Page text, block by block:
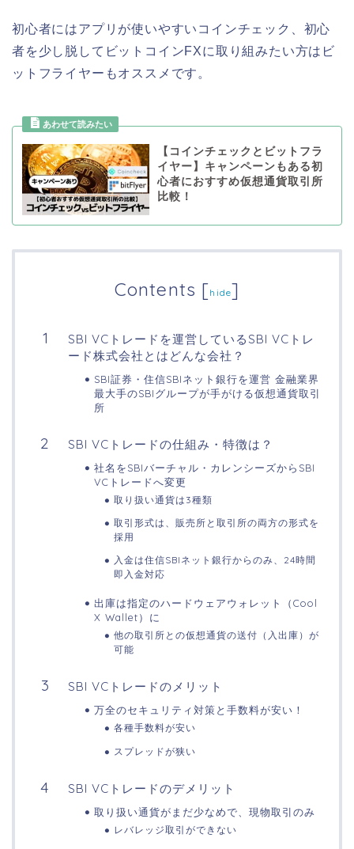
初心者にはアプリが使いやすいコインチェック、初心
者を少し脱してビットコインFXに取り組みたい方はビ
ットフライヤーもオススメです。
【コインチェックとビットフラ
イヤー】キャンペーンもある初
心者におすすめ仮想通貨取引所
比較！
Contents [hide]
SBI VCトレードを運営しているSBI VCトレ
ード株式会社とはどんな会社？
SBI証券・住信SBIネット銀行を運営 金融業界
最大手のSBIグループが手がける仮想通貨取引
所
SBI VCトレードの仕組み・特徴は？
社名をSBIバーチャル・カレンシーズからSBI
VCトレードへ変更
取り扱い通貨は3種類
取引形式は、販売所と取引所の両方の形式を
採用
入金は住信SBIネット銀行からのみ、24時間
即入金対応
出庫は指定のハードウェアウォレット（Cool
X Wallet）に
他の取引所との仮想通貨の送付（入出庫）が
可能
SBI VCトレードのメリット
万全のセキュリティ対策と手数料が安い！
各種手数料が安い
スプレッドが狭い
SBI VCトレードのデメリット
取り扱い通貨がまだ少なめで、現物取引のみ
レバレッジ取引ができない